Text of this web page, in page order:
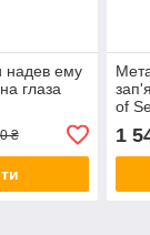
надев ему
глаза
₴
of
1